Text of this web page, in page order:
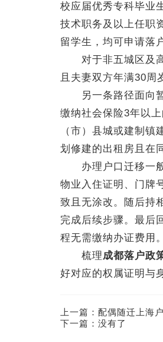
校应届优秀专科毕业
技术职务及以上任职
留学生，均可申请落
对于非五城区及高
且夫妻双方年满30周
另一条路径面向暂
缴纳社会保险3年以
（市）县城或建制
划修建的出租房且在
办理户口迁移一般
物业入住证明、门牌
致且无涂改。随后持
完成后续步骤。最后
程无需缴纳办证费用。
梳理成都落户政
好对应的权属证明与
上一篇： 配偶随迁上海
下一篇：没有了